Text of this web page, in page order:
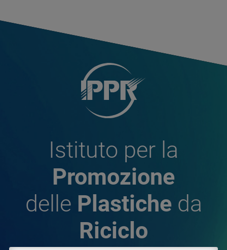
Istituto per la
Promozione
delle Plastiche da
Riciclo